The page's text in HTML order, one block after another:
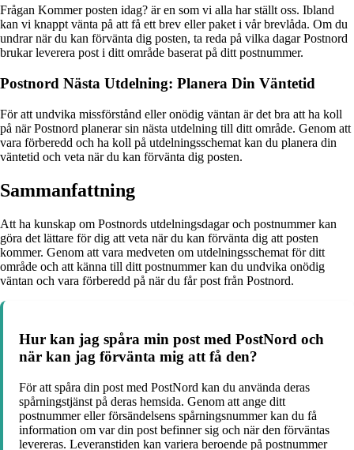
Frågan Kommer posten idag? är en som vi alla har ställt oss. Ibland
kan vi knappt vänta på att få ett brev eller paket i vår brevlåda. Om du
undrar när du kan förvänta dig posten, ta reda på vilka dagar Postnord
brukar leverera post i ditt område baserat på ditt postnummer.
Postnord Nästa Utdelning: Planera Din Väntetid
För att undvika missförstånd eller onödig väntan är det bra att ha koll
på när Postnord planerar sin nästa utdelning till ditt område. Genom att
vara förberedd och ha koll på utdelningsschemat kan du planera din
väntetid och veta när du kan förvänta dig posten.
Sammanfattning
Att ha kunskap om Postnords utdelningsdagar och postnummer kan
göra det lättare för dig att veta när du kan förvänta dig att posten
kommer. Genom att vara medveten om utdelningsschemat för ditt
område och att känna till ditt postnummer kan du undvika onödig
väntan och vara förberedd på när du får post från Postnord.
Hur kan jag spåra min post med PostNord och
när kan jag förvänta mig att få den?
För att spåra din post med PostNord kan du använda deras
spårningstjänst på deras hemsida. Genom att ange ditt
postnummer eller försändelsens spårningsnummer kan du få
information om var din post befinner sig och när den förväntas
levereras. Leveranstiden kan variera beroende på postnummer